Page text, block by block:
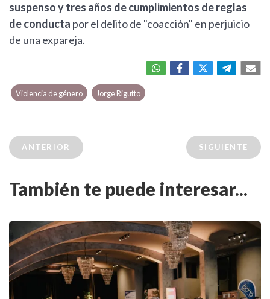
suspenso y tres años de cumplimientos de reglas
de conducta por el delito de "coacción" en perjuicio
de una expareja.
Violencia de género Jorge Rigutto
ANTERIOR SIGUIENTE
También te puede interesar...